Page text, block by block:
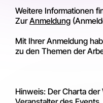
Weitere Informationen
ZurAnmeldung
Mit Ihrer Anmeldung
zu den Themen der
Hinweis: Der Charta